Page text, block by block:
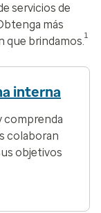
servicios de
más
que brindamos.1
interna
comprenda
colaboran
objetivos